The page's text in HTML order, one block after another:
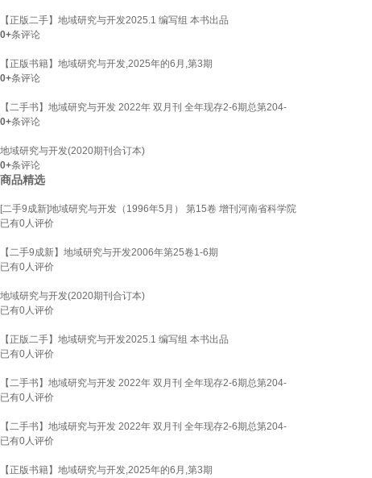
【正版二手】地域研究与开发2025.1 编写组 本书出品
0+条评论
【正版书籍】地域研究与开发,2025年的6月,第3期
0+条评论
【二手书】地域研究与开发 2022年 双月刊 全年现存2-6期总第204-
0+条评论
地域研究与开发(2020期刊合订本)
0+条评论
商品精选
[二手9成新]地域研究与开发（1996年5月） 第15卷 增刊河南省科学院
已有0人评价
【二手9成新】地域研究与开发2006年第25卷1-6期
已有0人评价
地域研究与开发(2020期刊合订本)
已有0人评价
【正版二手】地域研究与开发2025.1 编写组 本书出品
已有0人评价
【二手书】地域研究与开发 2022年 双月刊 全年现存2-6期总第204-
已有0人评价
【二手书】地域研究与开发 2022年 双月刊 全年现存2-6期总第204-
已有0人评价
【正版书籍】地域研究与开发,2025年的6月,第3期